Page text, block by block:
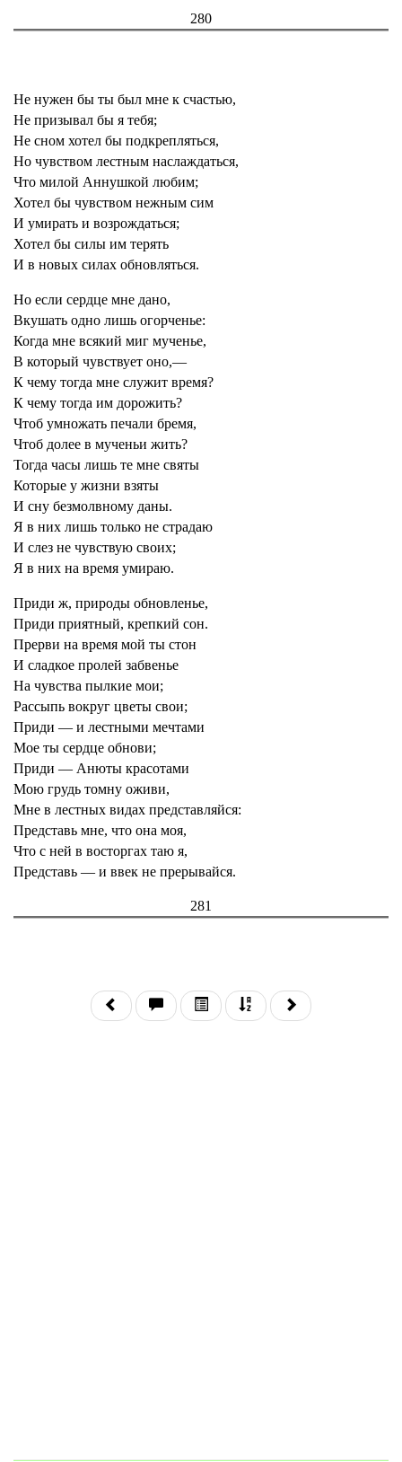
280
Не нужен бы ты был мне к счастью,
Не призывал бы я тебя;
Не сном хотел бы подкрепляться,
Но чувством лестным наслаждаться,
Что милой Аннушкой любим;
Хотел бы чувством нежным сим
И умирать и возрождаться;
Хотел бы силы им терять
И в новых силах обновляться.
Но если сердце мне дано,
Вкушать одно лишь огорченье:
Когда мне всякий миг мученье,
В который чувствует оно,—
К чему тогда мне служит время?
К чему тогда им дорожить?
Чтоб умножать печали бремя,
Чтоб долее в мученьи жить?
Тогда часы лишь те мне святы
Которые у жизни взяты
И сну безмолвному даны.
Я в них лишь только не страдаю
И слез не чувствую своих;
Я в них на время умираю.
Приди ж, природы обновленье,
Приди приятный, крепкий сон.
Прерви на время мой ты стон
И сладкое пролей забвенье
На чувства пылкие мои;
Рассыпь вокруг цветы свои;
Приди — и лестными мечтами
Мое ты сердце обнови;
Приди — Анюты красотами
Мою грудь томну оживи,
Мне в лестных видах представляйся:
Представь мне, что она моя,
Что с ней в восторгах таю я,
Представь — и ввек не прерывайся.
281